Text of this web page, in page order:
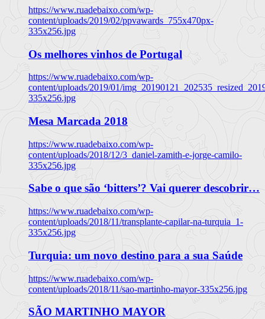
https://www.ruadebaixo.com/wp-
content/uploads/2019/02/ppvawards_755x470px-
335x256.jpg
Os melhores vinhos de Portugal
https://www.ruadebaixo.com/wp-
content/uploads/2019/01/
335x256.jpg
Mesa Marcada 2018
https://www.ruadebaixo.com/wp-
content/uploads/2018/12/3_daniel-zamith-e-jorge-camilo-
335x256.jpg
Sabe o que são ‘bitters’? Vai querer descobrir…
https://www.ruadebaixo.com/wp-
content/uploads/2018/11/transplante-capilar-na-turquia_1-
335x256.jpg
Turquia: um novo destino para a sua Saúde
https://www.ruadebaixo.com/wp-
content/uploads/2018/11/sao-martinho-mayor-335x256.jpg
SÃO MARTINHO MAYOR